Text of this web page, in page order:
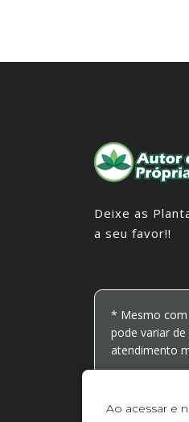
Deixe as
a seu favor!!
* Mesmo com
pode variar
atendimento
Ao acessar e